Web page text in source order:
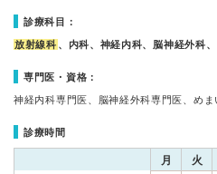
診療科目：
放射線科 、内科、神経内科、脳神経外科
専門医・資格：
神経内科専門医、脳神経外科専門医、め
診療時間
月 火